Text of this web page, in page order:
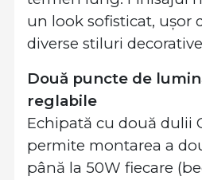
un look sofisticat, ușor
diverse stiluri
Două puncte de
reglabile
Echipată cu două dulii
permite montarea a
până la 50W fiecare